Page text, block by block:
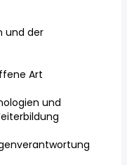
und der
Art
und